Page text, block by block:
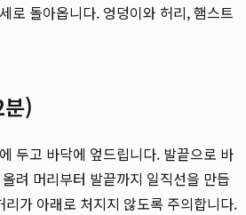
로 돌아옵니다. 엉덩이와 허리, 햄스트
)
두고 바닥에 엎드립니다. 발끝으로 바
려 머리부터 발끝까지 일직선을 만듭
가 아래로 처지지 않도록 주의합니다.